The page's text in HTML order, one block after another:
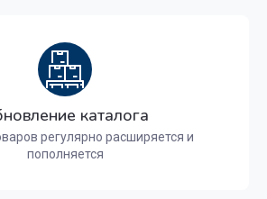
каталога
регулярно расширяется и
пополняется